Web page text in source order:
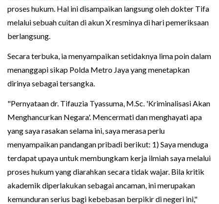
proses hukum. Hal ini disampaikan langsung oleh dokter Tifa
melalui sebuah cuitan di akun X resminya di hari pemeriksaan
berlangsung.
Secara terbuka, ia menyampaikan setidaknya lima poin dalam
menanggapi sikap Polda Metro Jaya yang menetapkan
dirinya sebagai tersangka.
"Pernyataan dr. Tifauzia Tyassuma, M.Sc. 'Kriminalisasi Akan
Menghancurkan Negara'. Mencermati dan menghayati apa
yang saya rasakan selama ini, saya merasa perlu
menyampaikan pandangan pribadi berikut: 1) Saya menduga
terdapat upaya untuk membungkam kerja ilmiah saya melalui
proses hukum yang diarahkan secara tidak wajar. Bila kritik
akademik diperlakukan sebagai ancaman, ini merupakan
kemunduran serius bagi kebebasan berpikir di negeri ini,"